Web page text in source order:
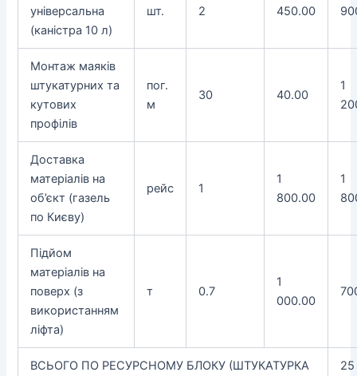
універсальна
(каністра 10 л)
шт. 2 450.00
Монтаж маяків
штукатурних та
кутових
профілів
пог.
м
30 40.00
1
Доставка
матеріалів на
об’єкт (газель
по Києву)
рейс 1
1
800.00
1
Підйом
матеріалів на
поверх (з
використанням
ліфта)
т 0.7
1
000.00
ВСЬОГО ПО РЕСУРСНОМУ БЛОКУ (ШТУКАТУРКА
25